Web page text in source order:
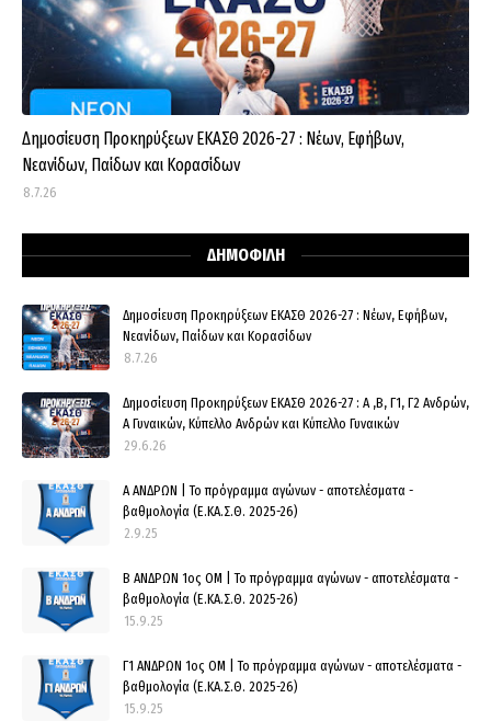
Δημοσίευση Προκηρύξεων ΕΚΑΣΘ 2026-27 : Νέων, Εφήβων,
Νεανίδων, Παίδων και Κορασίδων
8.7.26
ΔΗΜΟΦΙΛΗ
Δημοσίευση Προκηρύξεων ΕΚΑΣΘ 2026-27 : Νέων, Εφήβων,
Νεανίδων, Παίδων και Κορασίδων
8.7.26
Δημοσίευση Προκηρύξεων ΕΚΑΣΘ 2026-27 : Α ,Β, Γ1, Γ2 Ανδρών,
Α Γυναικών, Κύπελλο Ανδρών και Κύπελλο Γυναικών
29.6.26
Α ΑΝΔΡΩΝ | Το πρόγραμμα αγώνων - αποτελέσματα -
βαθμολογία (Ε.ΚΑ.Σ.Θ. 2025-26)
2.9.25
Β ΑΝΔΡΩΝ 1ος ΟΜ | Το πρόγραμμα αγώνων - αποτελέσματα -
βαθμολογία (Ε.ΚΑ.Σ.Θ. 2025-26)
15.9.25
Γ1 ΑΝΔΡΩΝ 1ος ΟΜ | Το πρόγραμμα αγώνων - αποτελέσματα -
βαθμολογία (Ε.ΚΑ.Σ.Θ. 2025-26)
15.9.25